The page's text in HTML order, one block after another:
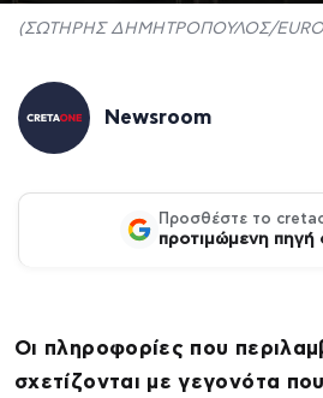
(ΣΩΤΗΡΗΣ ΔΗΜΗΤΡΟΠΟΥΛΟΣ/
Newsroom
Προσθέστε το
προτιμώμενη πηγή
Οι πληροφορίες που
σχετίζονται με γεγονότα